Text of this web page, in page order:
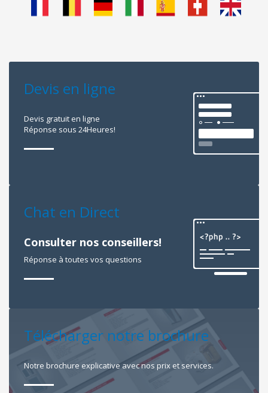
Devis en ligne
Devis gratuit en ligne
Réponse sous 24Heures!
Chat en Direct
Consulter nos conseillers!
Réponse à toutes vos questions
Télécharger notre brochure
Notre brochure explicative avec nos prix et services.